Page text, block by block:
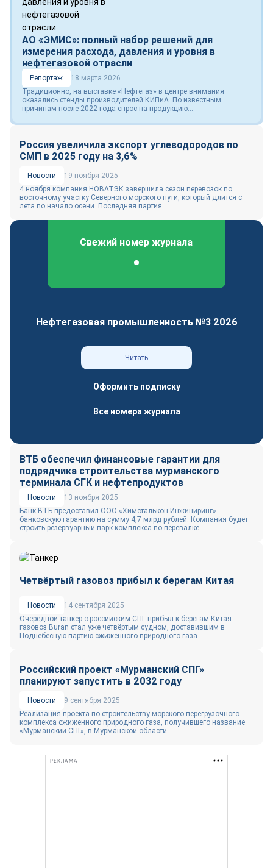
АО «ЭМИС»: полный набор решений для
измерения расхода, давления и уровня в
нефтегазовой отрасли
Репортаж
18 марта 2026
Традиционно, на выставке «Нефтегаз» в центре внимания
оказались стенды производителей КИПиА. По известным
причинам после 2022 года спрос на продукцию...
Россия увеличила экспорт углеводородов по
СМП в 2025 году на 3,6%
Новости
19 ноября 2025
4 ноября компания НОВАТЭК завершила сезон перевозок по
восточному участку Северного морского пути, который длится с
лета по начало осени. Последняя партия...
Свежий номер журнала
Нефтегазовая промышленность №3 2026
Читать
Оформить подписку
Все номера журнала
ВТБ обеспечил финансовые гарантии для
подрядчика строительства мурманского
терминала СГК и нефтепродуктов
Новости
13 ноября 2025
Банк ВТБ предоставил ООО «Химсталькон‑Инжиниринг»
банковскую гарантию на сумму 4,7 млрд рублей. Компания будет
строить резервуарный парк комплекса по перевалке...
Четвёртый газовоз прибыл к берегам Китая
Новости
14 сентября 2025
Очередной танкер с российским СПГ прибыл к берегам Китая:
газовоз Buran стал уже четвёртым судном, доставившим в
Поднебесную партию сжиженного природного газа...
Российский проект «Мурманский СПГ»
планируют запустить в 2032 году
Новости
9 сентября 2025
Реализация проекта по строительству морского перегрузочного
комплекса сжиженного природного газа, получившего название
«Мурманский СПГ», в Мурманской области...
РЕКЛАМА